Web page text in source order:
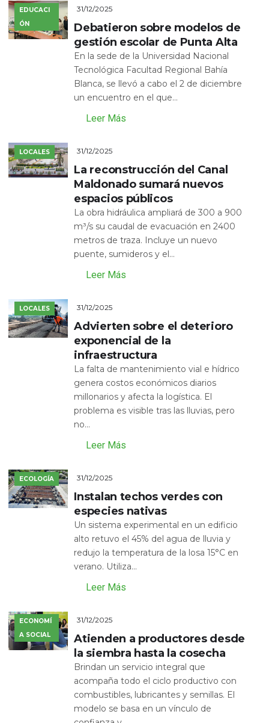
EDUCACI
ÓN
31/12/2025
Debatieron sobre modelos de
gestión escolar de Punta Alta
En la sede de la Universidad Nacional
Tecnológica Facultad Regional Bahía
Blanca, se llevó a cabo el 2 de diciembre
un encuentro en el que...
Leer Más
LOCALES 31/12/2025
La reconstrucción del Canal
Maldonado sumará nuevos
espacios públicos
La obra hidráulica ampliará de 300 a 900
m³/s su caudal de evacuación en 2400
metros de traza. Incluye un nuevo
puente, sumideros y el...
Leer Más
LOCALES 31/12/2025
Advierten sobre el deterioro
exponencial de la
infraestructura
La falta de mantenimiento vial e hídrico
genera costos económicos diarios
millonarios y afecta la logística. El
problema es visible tras las lluvias, pero
no...
Leer Más
ECOLOGÍA 31/12/2025
Instalan techos verdes con
especies nativas
Un sistema experimental en un edificio
alto retuvo el 45% del agua de lluvia y
redujo la temperatura de la losa 15°C en
verano. Utiliza...
Leer Más
ECONOMÍ
A SOCIAL
31/12/2025
Atienden a productores desde
la siembra hasta la cosecha
Brindan un servicio integral que
acompaña todo el ciclo productivo con
combustibles, lubricantes y semillas. El
modelo se basa en un vínculo de